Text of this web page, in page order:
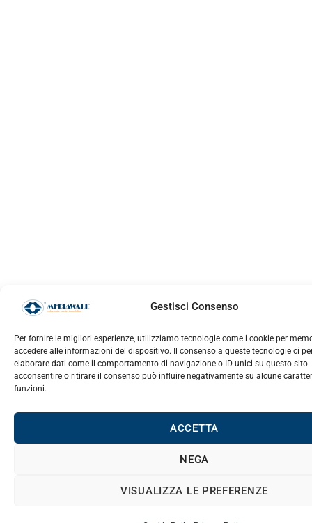
Gestisci Consenso
Per fornire le migliori esperienze, utilizziamo tecnologie come i cookie per
accedere alle informazioni del dispositivo. Il consenso a queste tecnologie ci
elaborare dati come il comportamento di navigazione o ID unici su questo sito.
acconsentire o ritirare il consenso può influire negativamente su alcune
funzioni.
ACCETTA
NEGA
VISUALIZZA LE PREFERENZE